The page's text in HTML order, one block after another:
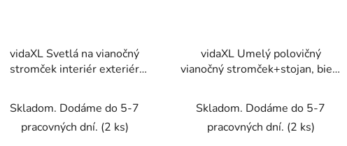
vidaXL Svetlá na vianočný
stromček interiér exteriér
Skladom. Dodáme do 5-7
pracovných dní. (2 ks)
vidaXL Umelý polovičný
vianočný stromček+stojan, biely
Skladom. Dodáme do 5-7
pracovných dní. (2 ks)